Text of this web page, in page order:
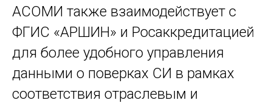
АСОМИ также взаимодействует с
ФГИС «АРШИН» и Росаккредитацией
для более удобного управления
данными о поверках СИ в рамках
соответствия отраслевым и